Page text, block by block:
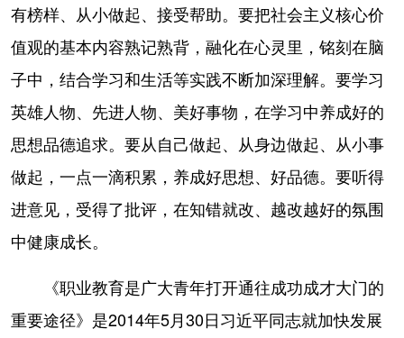
有榜样、从小做起、接受帮助。要把社会主义核心价
值观的基本内容熟记熟背，融化在心灵里，铭刻在脑
子中，结合学习和生活等实践不断加深理解。要学习
英雄人物、先进人物、美好事物，在学习中养成好的
思想品德追求。要从自己做起、从身边做起、从小事
做起，一点一滴积累，养成好思想、好品德。要听得
进意见，受得了批评，在知错就改、越改越好的氛围
中健康成长。
《职业教育是广大青年打开通往成功成才大门的
重要途径》是2014年5月30日习近平同志就加快发展